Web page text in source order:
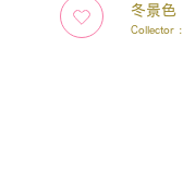
冬景色
Collector :